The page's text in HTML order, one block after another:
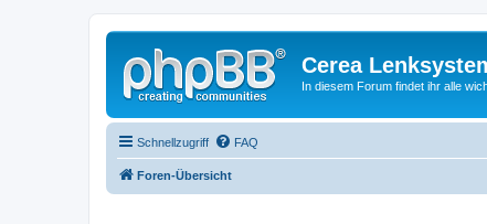
Cerea
In diesem Forum findet ihr alle
Schnellzugriff FAQ
Foren-Übersicht